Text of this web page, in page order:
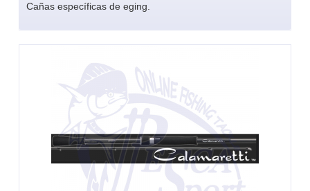
Cañas específicas de eging.